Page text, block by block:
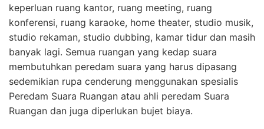
keperluan ruang kantor, ruang meeting, ruang
konferensi, ruang karaoke, home theater, studio musik,
studio rekaman, studio dubbing, kamar tidur dan masih
banyak lagi. Semua ruangan yang kedap suara
membutuhkan peredam suara yang harus dipasang
sedemikian rupa cenderung menggunakan spesialis
Peredam Suara Ruangan atau ahli peredam Suara
Ruangan dan juga diperlukan bujet biaya.